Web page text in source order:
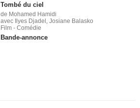
Tombé du ciel
de Mohamed Hamidi
avec Ilyes Djadel, Josiane Balasko
Film - Comédie
Bande-annonce